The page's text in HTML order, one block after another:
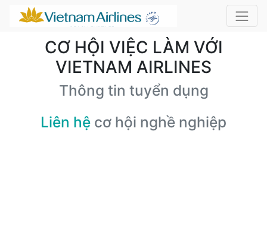
CƠ HỘI VIỆC LÀM VỚI
VIETNAM AIRLINES
Thông tin tuyển dụng
Liên hệ cơ hội nghề nghiệp